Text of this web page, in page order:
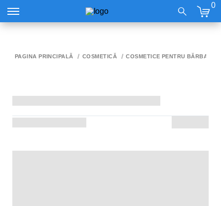
0
PAGINA PRINCIPALĂ COSMETICĂ COSMETICE PENTRU BĂRBAȚI